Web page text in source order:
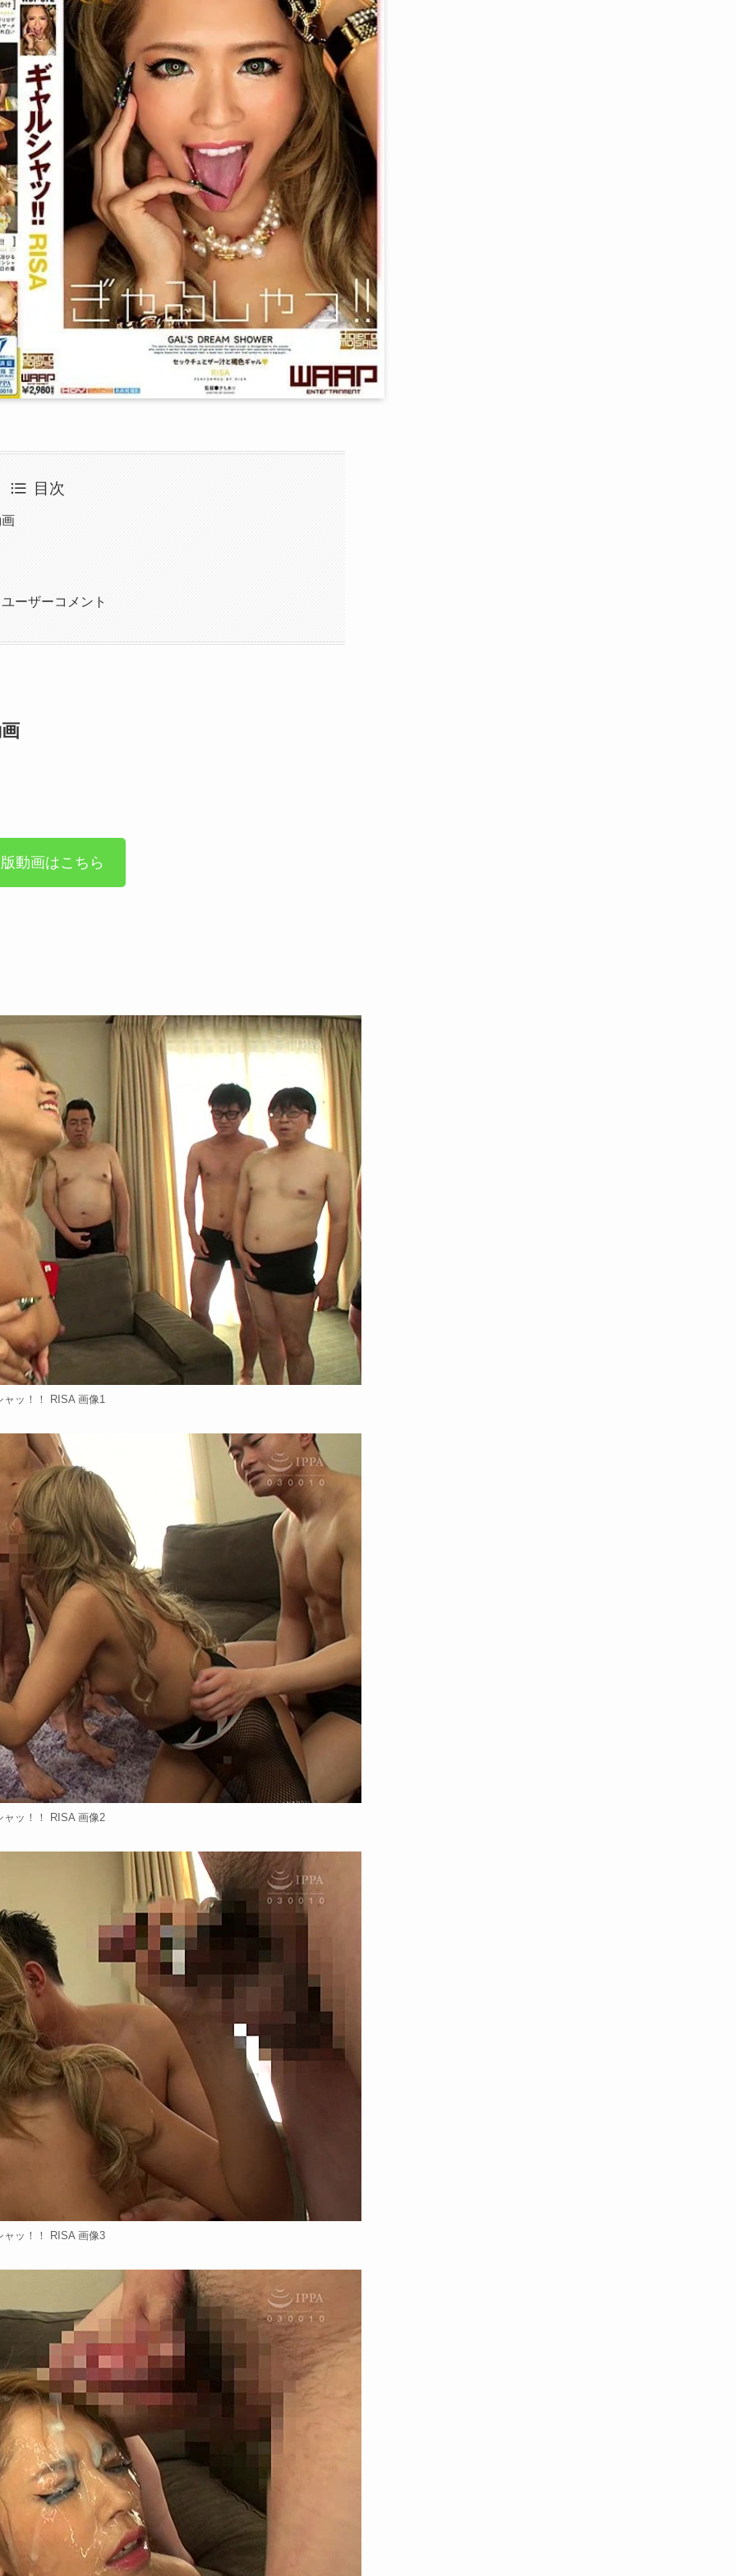
目次
ーザーコメント
動画はこちら
ャッ！！ RISA 画像1
ャッ！！ RISA 画像2
ャッ！！ RISA 画像3